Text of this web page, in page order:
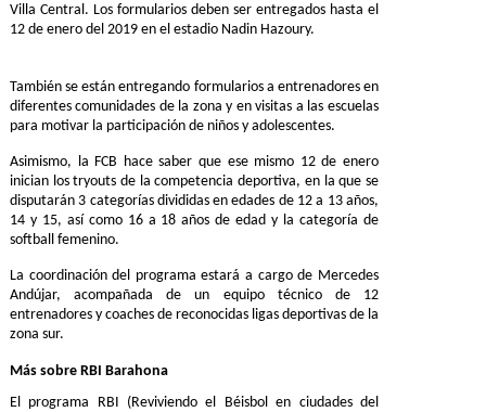
Villa Central. Los formularios deben ser entregados hasta el
12 de enero del 2019 en el estadio Nadin Hazoury.
También se están entregando formularios a entrenadores en
diferentes comunidades de la zona y en visitas a las escuelas
para motivar la participación de niños y adolescentes.
Asimismo, la FCB hace saber que ese mismo 12 de enero
inician los tryouts de la competencia deportiva, en la que se
disputarán 3 categorías divididas en edades de 12 a 13 años,
14 y 15, así como 16 a 18 años de edad y la categoría de
softball femenino.
La coordinación del programa estará a cargo de Mercedes
Andújar, acompañada de un equipo técnico de 12
entrenadores y coaches de reconocidas ligas deportivas de la
zona sur.
Más sobre RBI Barahona
El programa RBI (Reviviendo el Béisbol en ciudades del